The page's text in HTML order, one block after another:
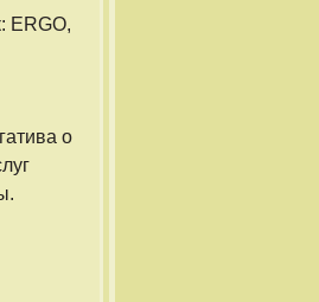
ERGO,
о